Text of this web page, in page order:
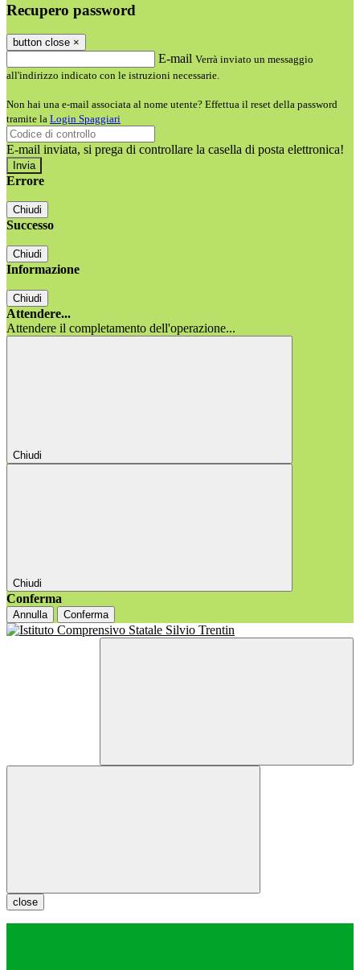
Recupero password
button close ×
E-mail Verrà inviato un messaggio
all'indirizzo indicato con le istruzioni necessarie.
Non hai una e-mail associata al nome utente? Effettua il reset della password
tramite la Login Spaggiari
E-mail inviata, si prega di controllare la casella di posta elettronica!
Errore
Chiudi
Successo
Chiudi
Informazione
Chiudi
Attendere...
Attendere il completamento dell'operazione...
Chiudi
Chiudi
Conferma
Annulla Conferma
close